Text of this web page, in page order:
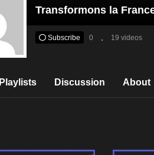
Transformons la
Subscribe 0 19 videos
Playlists Discussion About